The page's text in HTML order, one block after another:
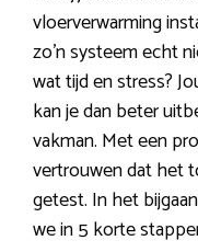
vloerverwarming
zo’n systeem echt
wat tijd en stress?
kan je dan beter
vakman. Met een
vertrouwen dat het
getest. In het
we in 5 korte